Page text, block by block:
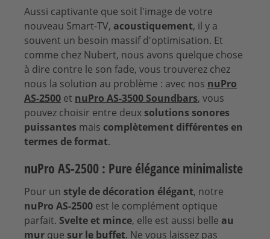
Aussi captivante que soit l'image de votre
nouveau Smart-TV, acoustiquement, il y a
souvent un besoin massif d'optimisation. Et
comme chez Nubert, nous avons quelque chose
à dire contre le son fade, vous trouverez chez
nous la solution au problème : avec nos nuPro
AS-2500 et nuPro AS-3500 Soundbars, vous
pouvez choisir entre deux solutions sonores
puissantes mais complètement différentes en
termes de format.
nuPro AS-2500 : Pure élégance minimaliste
Pour un style de décoration élégant, notre
nuPro AS-2500 est le complément optique
parfait. Svelte et mince, elle est aussi belle au
mur que sur le buffet. Ne vous laissez pas